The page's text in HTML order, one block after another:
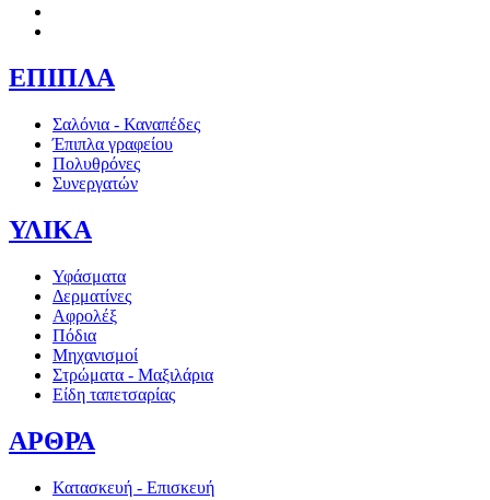
ΕΠΙΠΛΑ
Σαλόνια - Καναπέδες
Έπιπλα γραφείου
Πολυθρόνες
Συνεργατών
ΥΛΙΚΑ
Υφάσματα
Δερματίνες
Αφρολέξ
Πόδια
Μηχανισμοί
Στρώματα - Μαξιλάρια
Είδη ταπετσαρίας
ΑΡΘΡΑ
Κατασκευή - Επισκευή